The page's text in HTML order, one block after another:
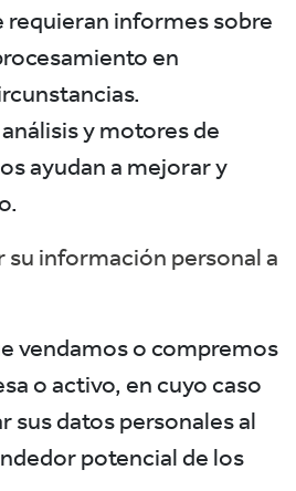
requieran informes sobre
en
y motores de
ayudan a mejorar y
su información personal a
vendamos o compremos
o activo, en cuyo caso
sus datos personales al
potencial de los